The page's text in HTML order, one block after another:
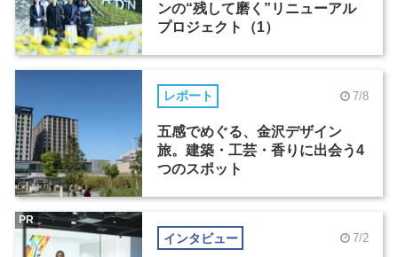
ンの“残して磨く”リニューアル
プロジェクト（1）
レポート 7/8
五感でめぐる、金沢デザイン
旅。建築・工芸・香りに出会う4
つのスポット
インタビュー 7/2
PR